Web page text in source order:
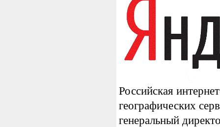
Российская
географических
генеральный